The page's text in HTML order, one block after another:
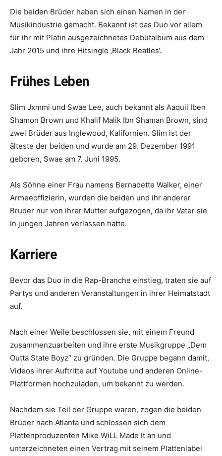
Die beiden Brüder haben sich einen Namen in der
Musikindustrie gemacht. Bekannt ist das Duo vor allem
für ihr mit Platin ausgezeichnetes Debütalbum aus dem
Jahr 2015 und ihre Hitsingle ‚Black Beatles‘.
Frühes Leben
Slim Jxmmi und Swae Lee, auch bekannt als Aaquil Iben
Shamon Brown und Khalif Malik Ibn Shaman Brown, sind
zwei Brüder aus Inglewood, Kalifornien. Slim ist der
älteste der beiden und wurde am 29. Dezember 1991
geboren, Swae am 7. Juni 1995.
Als Söhne einer Frau namens Bernadette Walker, einer
Armeeoffizierin, wurden die beiden und ihr anderer
Bruder nur von ihrer Mutter aufgezogen, da ihr Vater sie
in jungen Jahren verlassen hatte.
Karriere
Bevor das Duo in die Rap-Branche einstieg, traten sie auf
Partys und anderen Veranstaltungen in ihrer Heimatstadt
auf.
Nach einer Weile beschlossen sie, mit einem Freund
zusammenzuarbeiten und ihre erste Musikgruppe „Dem
Outta State Boyz“ zu gründen. Die Gruppe begann damit,
Videos ihrer Auftritte auf Youtube und anderen Online-
Plattformen hochzuladen, um bekannt zu werden.
Nachdem sie Teil der Gruppe waren, zogen die beiden
Brüder nach Atlanta und schlossen sich dem
Plattenproduzenten Mike WiLL Made It an und
unterzeichneten einen Vertrag mit seinem Plattenlabel